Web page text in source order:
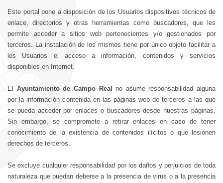
Este portal pone a disposición de los Usuarios dispositivos técnicos de
enlace, directorios y otras herramientas como buscadores, que les
permite acceder a sitios web pertenecientes y/o gestionados por
terceros. La instalación de los mismos tiene por único objeto facilitar a
los Usuarios el acceso a información, contenidos y servicios
disponibles en Internet.
El Ayuntamiento de Campo Real
no asume responsabilidad alguna
por la información contenida en las páginas web de terceros a las que
se pueda acceder por enlaces o buscadores desde nuestras páginas.
Sin embargo, se compromete a retirar enlaces en caso de tener
conocimiento de la existencia de contenidos ilícitos o que lesionen
derechos de terceros.
Se excluye cualquier responsabilidad por los daños y perjuicios de toda
naturaleza que puedan deberse a la presencia de virus o a la presencia